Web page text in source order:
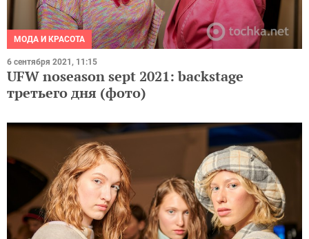
МОДА И КРАСОТА
6 сентября 2021, 11:15
UFW noseason sept 2021: backstage
третьего дня (фото)